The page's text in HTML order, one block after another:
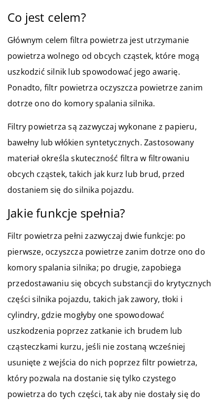
Co jest celem?
Głównym celem filtra powietrza jest utrzymanie
powietrza wolnego od obcych cząstek, które mogą
uszkodzić silnik lub spowodować jego awarię.
Ponadto, filtr powietrza oczyszcza powietrze zanim
dotrze ono do komory spalania silnika.
Filtry powietrza są zazwyczaj wykonane z papieru,
bawełny lub włókien syntetycznych. Zastosowany
materiał określa skuteczność filtra w filtrowaniu
obcych cząstek, takich jak kurz lub brud, przed
dostaniem się do silnika pojazdu.
Jakie funkcje spełnia?
Filtr powietrza pełni zazwyczaj dwie funkcje: po
pierwsze, oczyszcza powietrze zanim dotrze ono do
komory spalania silnika; po drugie, zapobiega
przedostawaniu się obcych substancji do krytycznych
części silnika pojazdu, takich jak zawory, tłoki i
cylindry, gdzie mogłyby one spowodować
uszkodzenia poprzez zatkanie ich brudem lub
cząsteczkami kurzu, jeśli nie zostaną wcześniej
usunięte z wejścia do nich poprzez filtr powietrza,
który pozwala na dostanie się tylko czystego
powietrza do tych części, tak aby nie dostały się do